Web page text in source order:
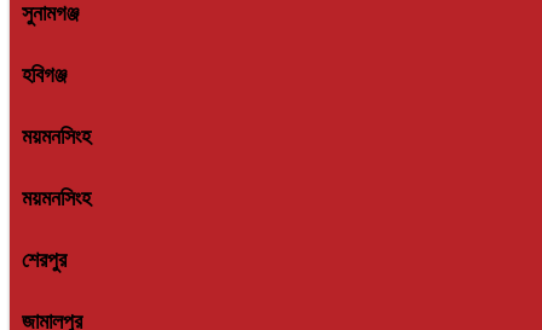
সুনামগঞ্জ
হবিগঞ্জ
ময়মনসিংহ
ময়মনসিংহ
শেরপুর
জামালপুর